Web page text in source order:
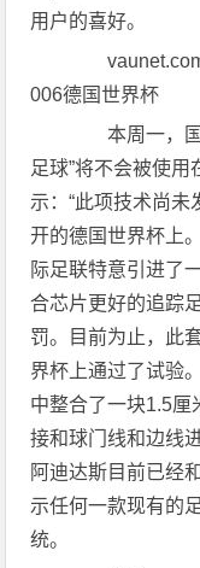
用户的喜好。
vaunet.com
006德国世界杯
本周一，国
足球”将不会被使
示：“此项技术尚
开的德国世界杯上
际足联特意引进了
合芯片更好的追踪
罚。目前为止，此
界杯上通过了试验
中整合了一块1.5厘
接和球门线和边线
阿迪达斯目前已经
示任何一款现有的
统。